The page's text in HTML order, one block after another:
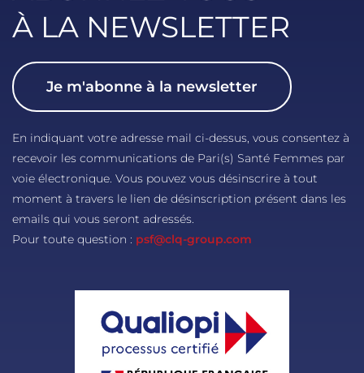
À LA NEWSLETTER
Je m'abonne à la newsletter
En indiquant votre adresse mail ci-dessus, vous consentez à
recevoir les communications de Pari(s) Santé Femmes par
voie électronique. Vous pouvez vous désinscrire à tout
moment à travers le lien de désinscription présent dans les
emails qui vous seront adressés.
Pour toute question : psf@clq-group.com